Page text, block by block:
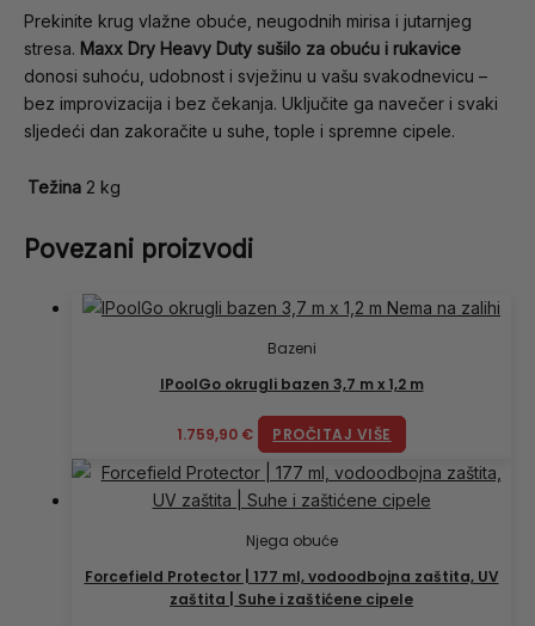
Prekinite krug vlažne obuće, neugodnih mirisa i jutarnjeg
stresa. Maxx Dry Heavy Duty sušilo za obuću i rukavice
donosi suhoću, udobnost i svježinu u vašu svakodnevicu –
bez improvizacija i bez čekanja. Uključite ga navečer i svaki
sljedeći dan zakoračite u suhe, tople i spremne cipele.
Težina 2 kg
Povezani proizvodi
Nema na zalihi
Bazeni
IPoolGo okrugli bazen 3,7 m x 1,2 m
1.759,90 € PROČITAJ VIŠE
Njega obuće
Forcefield Protector | 177 ml, vodoodbojna zaštita, UV
zaštita | Suhe i zaštićene cipele